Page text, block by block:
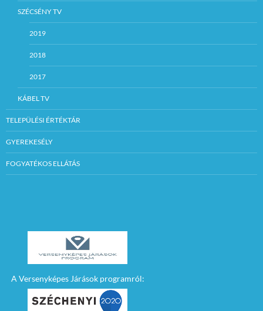
SZÉCSÉNY TV
2019
2018
2017
KÁBEL TV
TELEPÜLÉSI ÉRTÉKTÁR
GYEREKESÉLY
FOGYATÉKOS ELLÁTÁS
A Versenyképes Járások programról: